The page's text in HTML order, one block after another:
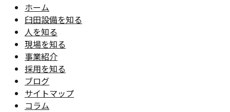
ホーム
臼田設備を知る
人を知る
現場を知る
事業紹介
採用を知る
ブログ
サイトマップ
コラム